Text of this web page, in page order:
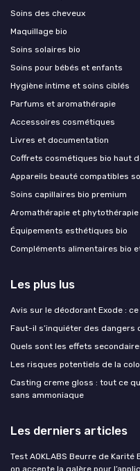
Soins des cheveux
Maquillage bio
Soins solaires bio
Soins pour bébés et enfants
Hygiène intime et soins ciblés
Parfums et aromathérapie
Accessoires cosmétiques
Livres et documentation
Coffrets cosmétiques bio haut
Appareils beauté compatibles
Soins capillaires bio premium
Aromathérapie et phytothérapie
Équipements esthétiques bio
Compléments alimentaires bio
Les plus lus
Avis sur le déodorant Exode :
Faut-il s’inquiéter des dangers
Quels sont les effets
Les risques potentiels de la
Casting creme gloss : tout ce
sans ammoniaque
Les derniers articles
Test AOKLABS Beurre de